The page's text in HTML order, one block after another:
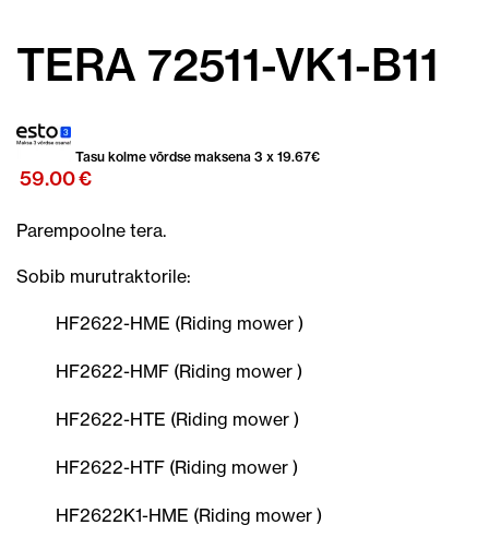
TERA 72511-VK1-B11
Tasu kolme võrdse maksena 3 x 19.67€
59.00€
Parempoolne tera.
Sobib murutraktorile:
HF2622-HME (Riding mower )
HF2622-HMF (Riding mower )
HF2622-HTE (Riding mower )
HF2622-HTF (Riding mower )
HF2622K1-HME (Riding mower )